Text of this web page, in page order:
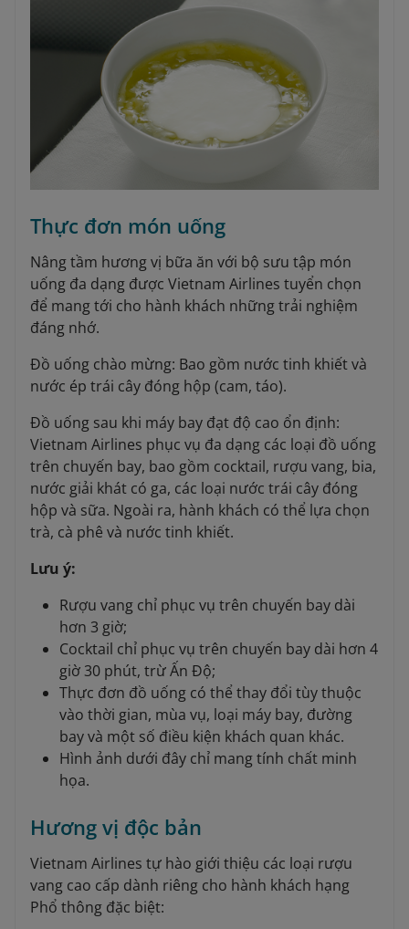
Thực đơn món uống
Nâng tầm hương vị bữa ăn với bộ sưu tập món
uống đa dạng được Vietnam Airlines tuyển chọn
để mang tới cho hành khách những trải nghiệm
đáng nhớ.
Đồ uống chào mừng: Bao gồm nước tinh khiết và
nước ép trái cây đóng hộp (cam, táo).
Đồ uống sau khi máy bay đạt độ cao ổn định:
Vietnam Airlines phục vụ đa dạng các loại đồ uống
trên chuyến bay, bao gồm cocktail, rượu vang, bia,
nước giải khát có ga, các loại nước trái cây đóng
hộp và sữa. Ngoài ra, hành khách có thể lựa chọn
trà, cà phê và nước tinh khiết.
Lưu ý:
Rượu vang chỉ phục vụ trên chuyến bay dài
hơn 3 giờ;
Cocktail chỉ phục vụ trên chuyến bay dài hơn 4
giờ 30 phút, trừ Ấn Độ;
Thực đơn đồ uống có thể thay đổi tùy thuộc
vào thời gian, mùa vụ, loại máy bay, đường
bay và một số điều kiện khách quan khác.
Hình ảnh dưới đây chỉ mang tính chất minh
họa.
Hương vị độc bản
Vietnam Airlines tự hào giới thiệu các loại rượu
vang cao cấp dành riêng cho hành khách hạng
Phổ thông đặc biệt: